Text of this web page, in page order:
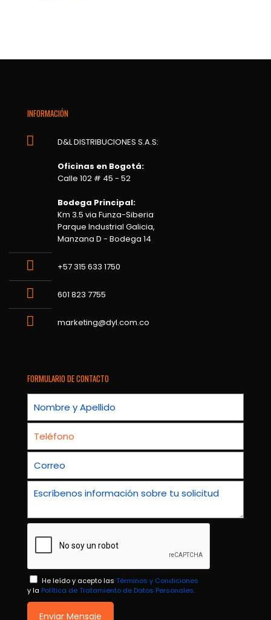
INFORMACIÓN
D&L DISTRIBUCIONES S.A.S:
Oficinas en Bogotá:
Calle 102 # 45 - 52
Bodega Principal:
Km 3.5 via Funza-Siberia
Parque Industrial Galicia,
Manzana D - Bodega 14
+57 315 633 1750
601 823 7755
marketing@dyl.com.co
FORMULARIO DE CONTACTO
He leído y acepto las Términos y Condiciones
y la Política de Tratamiento de Datos Personales.